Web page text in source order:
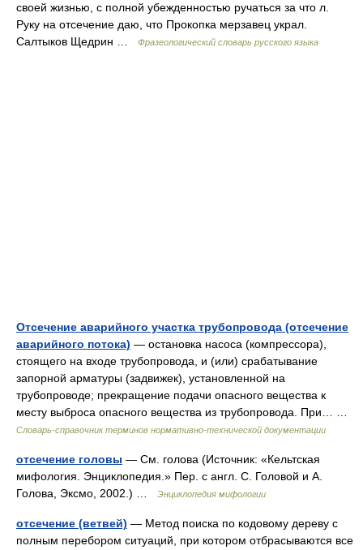
своей жизнью, с полной убежденностью ручаться за что л.
Руку на отсечение даю, что Прокопка мерзавец украл.
Салтыков Щедрин …
Фразеологический словарь русского языка
Отсечение аварийного участка трубопровода (отсечение
аварийного потока) — остановка насоса (компрессора),
стоящего на входе трубопровода, и (или) срабатывание
запорной арматуры (задвижек), установленной на
трубопроводе; прекращение подачи опасного вещества к
месту выброса опасного вещества из трубопровода. При… …
Словарь-справочник терминов нормативно-технической документации
отсечение головы — См. голова (Источник: «Кельтская
мифология. Энциклопедия.» Пер. с англ. С. Головой и А.
Голова, Эксмо, 2002.) …
Энциклопедия мифологии
отсечение (ветвей) — Метод поиска по кодовому дереву с
полным перебором ситуаций, при котором отбрасываются все